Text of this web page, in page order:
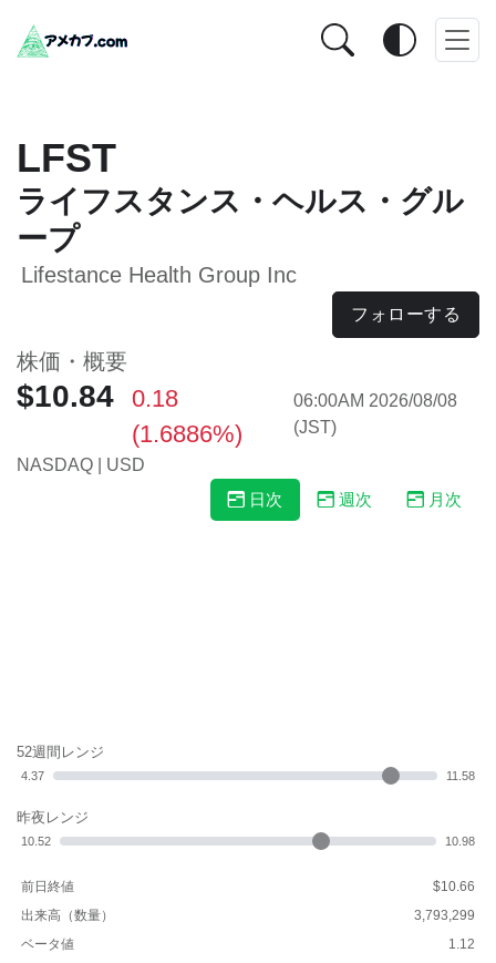
LFST
ライフスタンス・ヘルス・グル
ープ
Lifestance Health Group Inc
フォローする
株価・概要
$10.84
0.18
(1.6886%)
06:00AM 2026/08/08
(JST)
NASDAQ | USD
日次
週次 月次
52週間レンジ
4.37 11.58
昨夜レンジ
10.52 10.98
前日終値
$10.66
出来高（数量）
3,793,299
ベータ値
1.12